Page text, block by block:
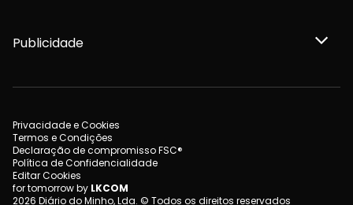
Publicidade
Privacidade e Cookies
Termos e Condições
Declaração de compromisso FSC®
Política de Confidencialidade
Editar Cookies
for tomorrow by LKCOM
2026 Diário do Minho, Lda. © Todos os direitos reservados